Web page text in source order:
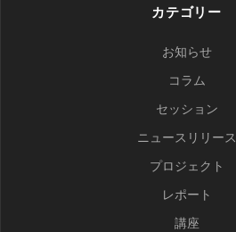
カテゴリー
お知らせ
コラム
セッション
ニュースリリース
プロジェクト
レポート
講座